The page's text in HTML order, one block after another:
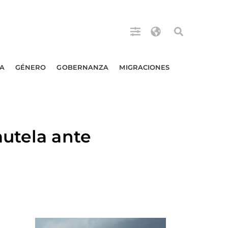
GÉNERO GOBERNANZA MIGRACIONES
ante